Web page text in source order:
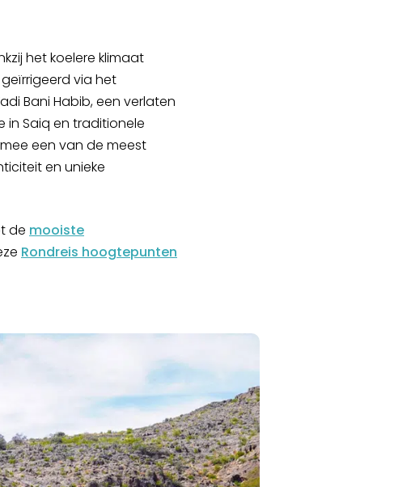
het koelere klimaat
via het
Bani Habib, een verlaten
Saiq en traditionele
een van de meest
en unieke
de mooiste
Rondreis hoogtepunten